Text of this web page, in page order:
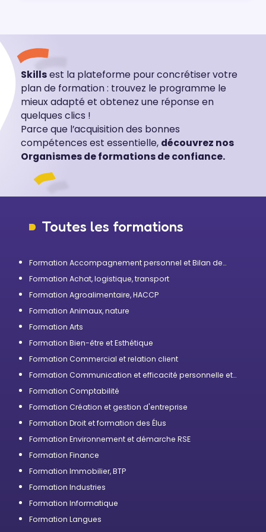
Skillsest la plateforme pour concrétiser votre
plan de formation : trouvez le programme le
mieux adapté et obtenez une réponse en
quelques clics !
Parce que l’acquisition des bonnes
compétences est essentielle, découvrez nos
Organismes de formations de confiance.
Toutes les formations
Formation Accompagnement personnel et Bilan de
Formation Achat, logistique, transport
Formation Agroalimentaire, HACCP
Formation Animaux, nature
Formation Arts
Formation Bien-être et Esthétique
Formation Commercial et relation client
Formation Communication et efficacité personnelle et
Formation Comptabilité
Formation Création et gestion d'entreprise
Formation Droit et formation des Élus
Formation Environnement et démarche RSE
Formation Finance
Formation Immobilier, BTP
Formation Industries
Formation Informatique
Formation Langues